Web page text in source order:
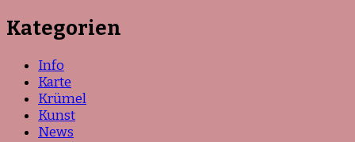
Kategorien
Info
Karte
Krümel
Kunst
News